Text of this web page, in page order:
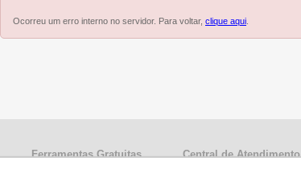
Ocorreu um erro interno no servidor. Para voltar, clique aqui
Ferramentas Gratuitas Central de Atendimento